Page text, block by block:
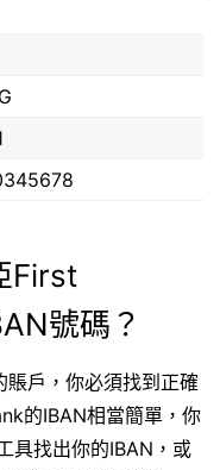
First
號碼？
戶，你必須找到正確
的IBAN相當簡單，你
具找出你的IBAN，或